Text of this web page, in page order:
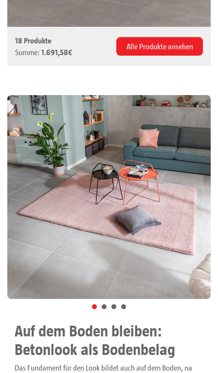
18 Produkte
Summe: 1.691,58€
Alle Produkte ansehen
Auf dem Boden bleiben:
Betonlook als Bodenbelag
Das Fundament für den Look bildet auch auf dem Boden, na